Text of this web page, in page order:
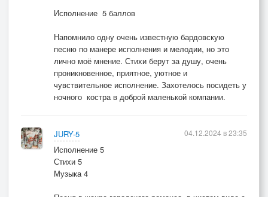
Исполнение 5 баллов
Напомнило одну очень известную бардовскую
песню по манере исполнения и мелодии, но это
лично моё мнение. Стихи берут за душу, очень
проникновенное, приятное, уютное и
чувствительное исполнение. Захотелось посидеть у
ночного костра в доброй маленькой компании.
JURY-5
Исполнение 5
Стихи 5
Музыка 4
04.12.2024 в 23:35